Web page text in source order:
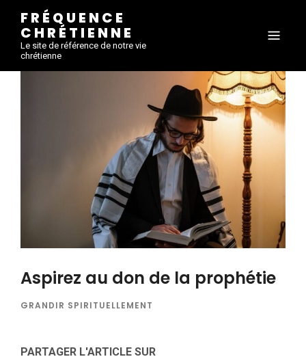
FRÉQUENCE
CHRÉTIENNE
Le site de référence de notre vie
chrétienne
Aspirez au don de la prophétie
GRANDIR SPIRITUELLEMENT
PARTAGER L'ARTICLE SUR